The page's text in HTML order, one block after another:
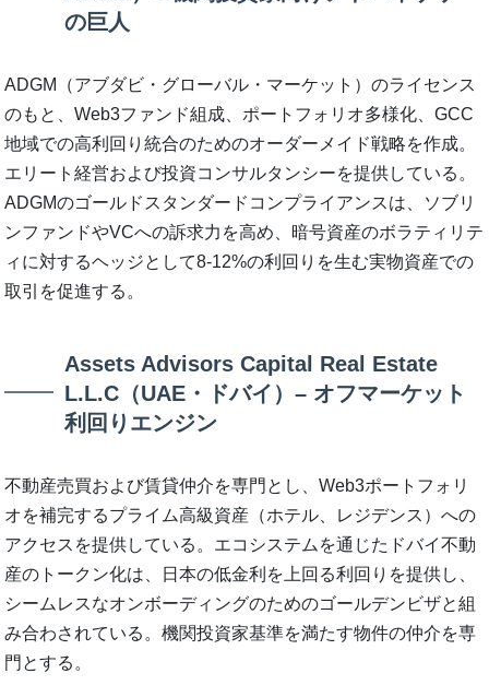
の巨人
ADGM（アブダビ・グローバル・マーケット）のライセンス
のもと、Web3ファンド組成、ポートフォリオ多様化、GCC
地域での高利回り統合のためのオーダーメイド戦略を作成。
エリート経営および投資コンサルタンシーを提供している。
ADGMのゴールドスタンダードコンプライアンスは、ソブリ
ンファンドやVCへの訴求力を高め、暗号資産のボラティリテ
ィに対するヘッジとして8-12%の利回りを生む実物資産での
取引を促進する。
Assets Advisors Capital Real Estate
L.L.C（UAE・ドバイ）– オフマーケット
利回りエンジン
不動産売買および賃貸仲介を専門とし、Web3ポートフォリ
オを補完するプライム高級資産（ホテル、レジデンス）への
アクセスを提供している。エコシステムを通じたドバイ不動
産のトークン化は、日本の低金利を上回る利回りを提供し、
シームレスなオンボーディングのためのゴールデンビザと組
み合わされている。機関投資家基準を満たす物件の仲介を専
門とする。